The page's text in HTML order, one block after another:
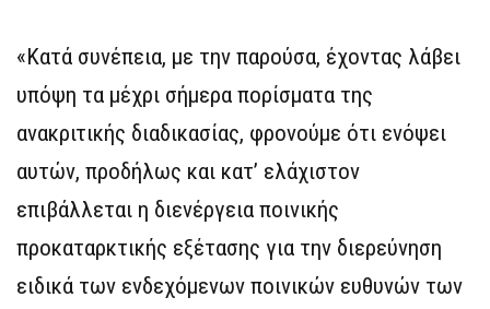
«Κατά συνέπεια, με την παρούσα, έχοντας λάβει
υπόψη τα μέχρι σήμερα πορίσματα της
ανακριτικής διαδικασίας, φρονούμε ότι ενόψει
αυτών, προδήλως και κατ’ ελάχιστον
επιβάλλεται η διενέργεια ποινικής
προκαταρκτικής εξέτασης για την διερεύνηση
ειδικά των ενδεχόμενων ποινικών ευθυνών των